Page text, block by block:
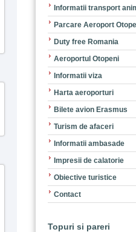
Informatii transport
Parcare Aeroport
Duty free Romania
Aeroportul Otopeni
Informatii viza
Harta aeroporturi
Bilete avion Erasmus
Turism de afaceri
Informatii ambasade
Impresii de calatorie
Obiective turistice
Contact
Topuri si pareri